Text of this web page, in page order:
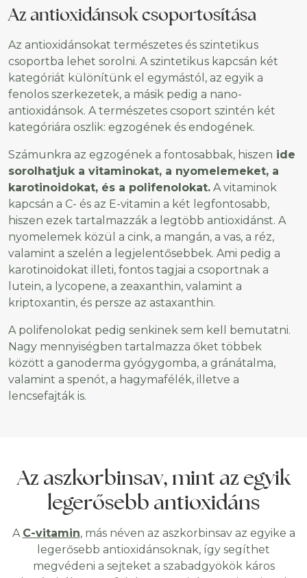
Az antioxidánsok csoportosítása
Az antioxidánsokat természetes és szintetikus
csoportba lehet sorolni. A szintetikus kapcsán két
kategóriát különítünk el egymástól, az egyik a
fenolos szerkezetek, a másik pedig a nano-
antioxidánsok. A természetes csoport szintén két
kategóriára oszlik: egzogének és endogének.
Számunkra az egzogének a fontosabbak, hiszen ide
sorolhatjuk a vitaminokat, a nyomelemeket, a
karotinoidokat, és a polifenolokat. A vitaminok
kapcsán a C- és az E-vitamin a két legfontosabb,
hiszen ezek tartalmazzák a legtöbb antioxidánst. A
nyomelemek közül a cink, a mangán, a vas, a réz,
valamint a szelén a legjelentősebbek. Ami pedig a
karotinoidokat illeti, fontos tagjai a csoportnak a
lutein, a lycopene, a zeaxanthin, valamint a
kriptoxantin, és persze az astaxanthin.
A polifenolokat pedig senkinek sem kell bemutatni.
Nagy mennyiségben tartalmazza őket többek
között a ganoderma gyógygomba, a gránátalma,
valamint a spenót, a hagymafélék, illetve a
lencsefajták is.
Az aszkorbinsav, mint az egyik
legerősebb antioxidáns
A C-vitamin, más néven az aszkorbinsav az egyike a
legerősebb antioxidánsoknak, így segíthet
megvédeni a sejteket a szabadgyökök káros